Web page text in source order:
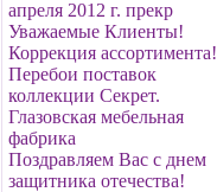
апреля 2012 г. прекр
Уважаемые Клиенты!
Коррекция ассортимента!
Перебои поставок
коллекции Секрет.
Глазовская мебельная
фабрика
Поздравляем Вас с днем
защитника отечества!